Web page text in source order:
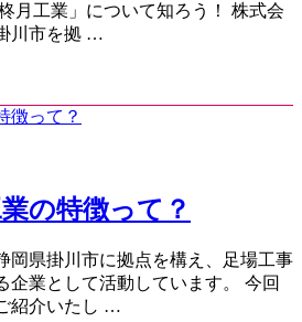
月工業」について知ろう！ 株式会
川市を拠 …
の特徴って？
岡県掛川市に拠点を構え、足場工事
企業として活動しています。 今回
紹介いたし …